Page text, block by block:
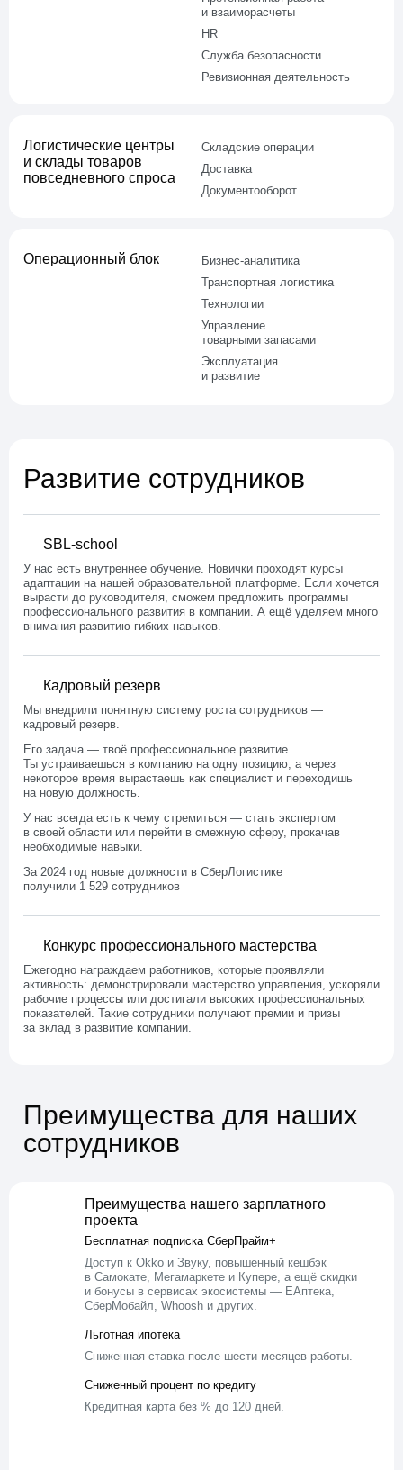
и взаиморасчеты
HR
Служба безопасности
Ревизионная деятельность
Логистические центры
и склады товаров
повседневного спроса
Складские операции
Доставка
Документооборот
Операцион­ный блок
Бизнес-аналитика
Транспортная логистика
Технологии
Управление
товарными запасами
Эксплуатация
и развитие
Развитие сотрудников
SBL-school
У нас есть внутреннее обучение. Новички проходят курсы
адаптации на нашей образовательной платформе. Если хочется
вырасти до руководителя, сможем предложить программы
профессионального развития в компании. А ещё уделяем много
внимания развитию гибких навыков.
Кадровый резерв
Мы внедрили понятную систему роста сотрудников —
кадровый резерв.
Его задача — твоё профессиональное развитие.
Ты устраиваешься в компанию на одну позицию, а через
некоторое время вырастаешь как специалист и переходишь
на новую должность.
У нас всегда есть к чему стремиться — стать экспертом
в своей области или перейти в смежную сферу, прокачав
необходимые навыки.
За 2024 год новые должности в СберЛогистике
получили 1 529 сотрудников
Конкурс профессионального мастерства
Ежегодно награждаем работников, которые проявляли
активность: демонстрировали мастерство управления, ускоряли
рабочие процессы или достигали высоких профессиональных
показателей. Такие сотрудники получают премии и призы
за вклад в развитие компании.
Преимущества для наших
сотрудников
Преимущества нашего зарплатного
проекта
Бесплатная подписка СберПрайм+
Доступ к Okko и Звуку, повышенный кешбэк
в Самокате, Мегамаркете и Купере, а ещё скидки
и бонусы в сервисах экосистемы — ЕАптека,
СберМобайл, Whoosh и других.
Льготная ипотека
Сниженная ставка после шести месяцев работы.
Сниженный процент по кредиту
Кредитная карта без % до 120 дней.